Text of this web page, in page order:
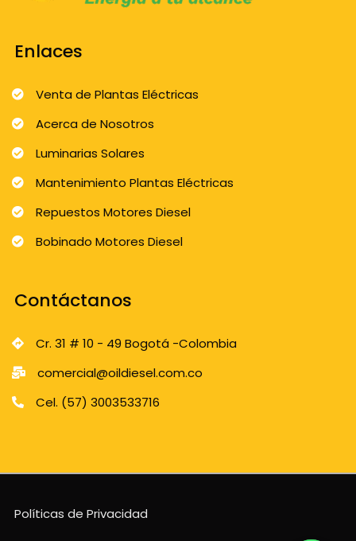
Enlaces
Venta de Plantas Eléctricas
Acerca de Nosotros
Luminarias Solares
Mantenimiento Plantas Eléctricas
Repuestos Motores Diesel
Bobinado Motores Diesel
Contáctanos
Cr. 31 # 10 - 49 Bogotá -Colombia
comercial@oildiesel.com.co
Cel. (57) 3003533716
Políticas de Privacidad